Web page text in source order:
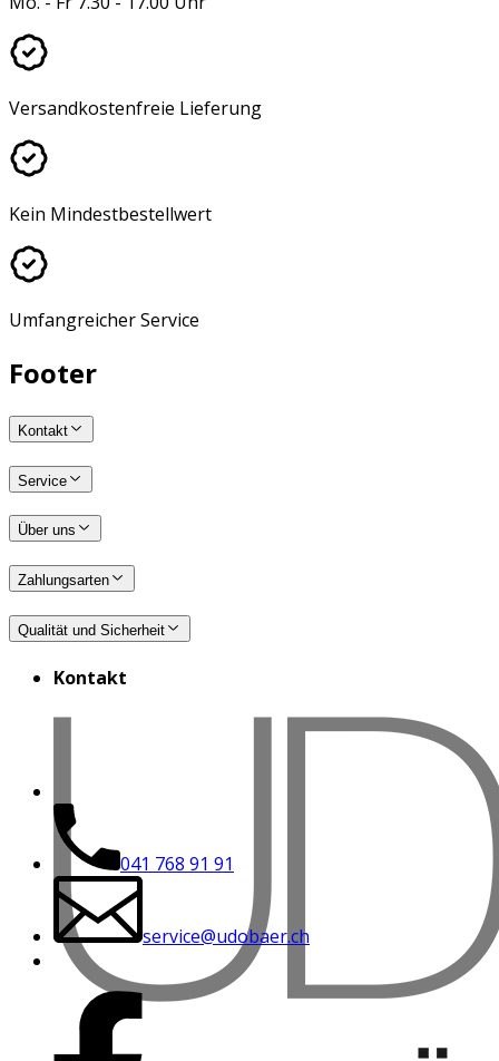
Versandkostenfreie Lieferung
Kein Mindestbestellwert
Umfangreicher Service
Footer
Kontakt
Service
Über uns
Zahlungsarten
Qualität und Sicherheit
Kontakt
041 768 91 91
service@udobaer.ch